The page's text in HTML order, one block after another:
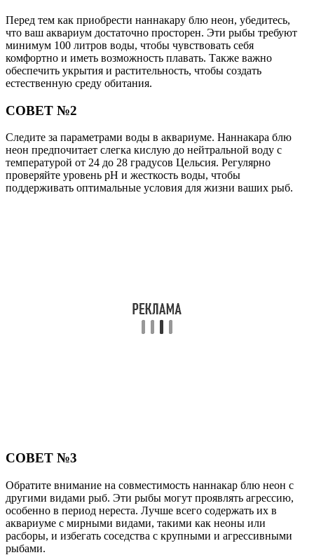
Перед тем как приобрести наннакару блю неон, убедитесь,
что ваш аквариум достаточно просторен. Эти рыбы требуют
минимум 100 литров воды, чтобы чувствовать себя
комфортно и иметь возможность плавать. Также важно
обеспечить укрытия и растительность, чтобы создать
естественную среду обитания.
СОВЕТ №2
Следите за параметрами воды в аквариуме. Наннакара блю
неон предпочитает слегка кислую до нейтральной воду с
температурой от 24 до 28 градусов Цельсия. Регулярно
проверяйте уровень pH и жесткость воды, чтобы
поддерживать оптимальные условия для жизни ваших рыб.
СОВЕТ №3
Обратите внимание на совместимость наннакар блю неон с
другими видами рыб. Эти рыбы могут проявлять агрессию,
особенно в период нереста. Лучше всего содержать их в
аквариуме с мирными видами, такими как неоны или
расборы, и избегать соседства с крупными и агрессивными
рыбами.